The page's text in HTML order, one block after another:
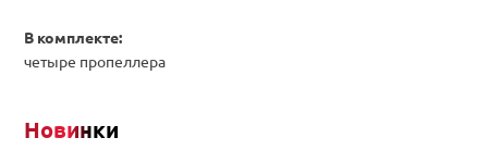
В комплекте:
четыре пропеллера
Новинки